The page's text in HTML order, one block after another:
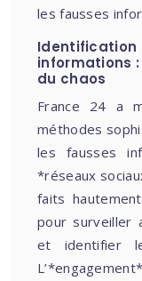
les fausses
Identification
informations
du chaos
France 24 a
méthodes
les fausses
*réseaux
faits
pour surveiller
et identifier